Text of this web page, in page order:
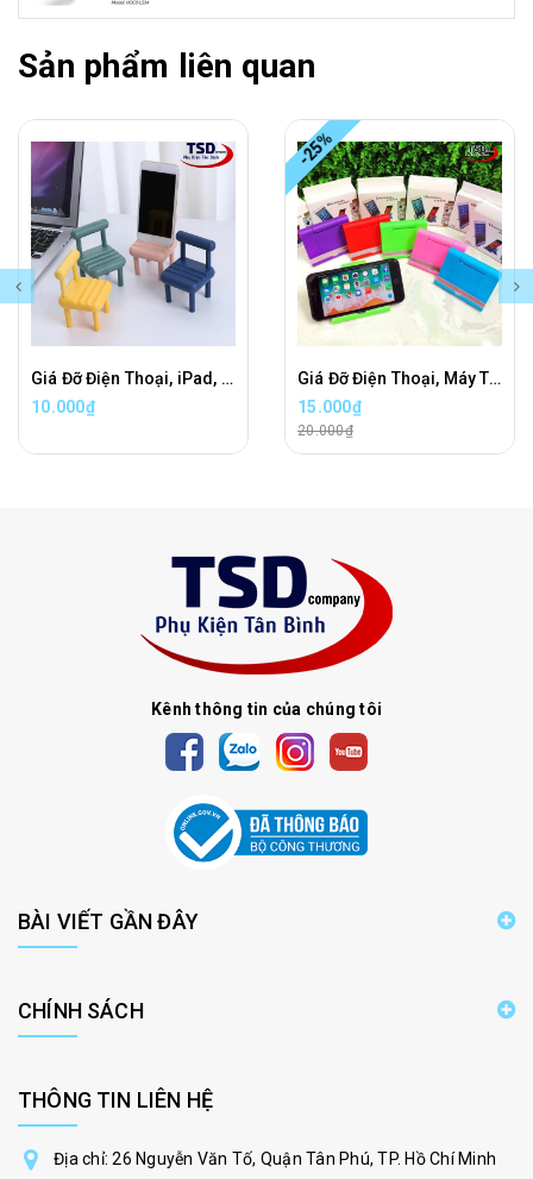
Sản phẩm liên quan
Giá Đỡ Điện Thoại, iPad, Máy Tính Bảng Đa Năng Hình Chiếc Ghế Xinh Xắn
10.000₫
-25%
Giá Đỡ Điện Thoại, Máy Tính Bảng Universal
15.000₫
20.000₫
Kênh thông tin của chúng tôi
BÀI VIẾT GẦN ĐÂY
CHÍNH SÁCH
THÔNG TIN LIÊN HỆ
Địa chỉ: 26 Nguyễn Văn Tố, Quận Tân Phú, TP. Hồ Chí Minh